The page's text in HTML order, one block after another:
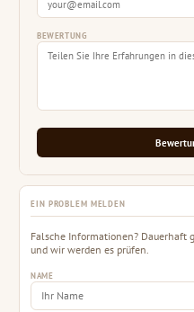
BEWERTUNG
EIN PROBLEM MELDEN
Falsche Informationen? Dauerhaft
und wir werden es prüfen.
NAME